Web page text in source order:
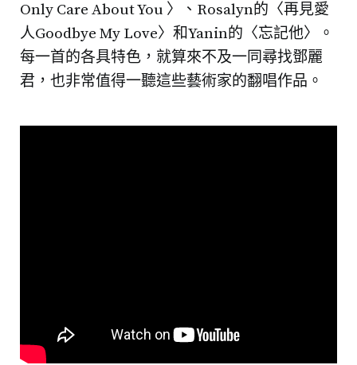
Only Care About You 〉、Rosalyn的〈再見愛
人Goodbye My Love〉和Yanin的〈忘記他〉。
每一首的各具特色，就算來不及一同尋找鄧麗
君，也非常值得一聽這些藝術家的翻唱作品。